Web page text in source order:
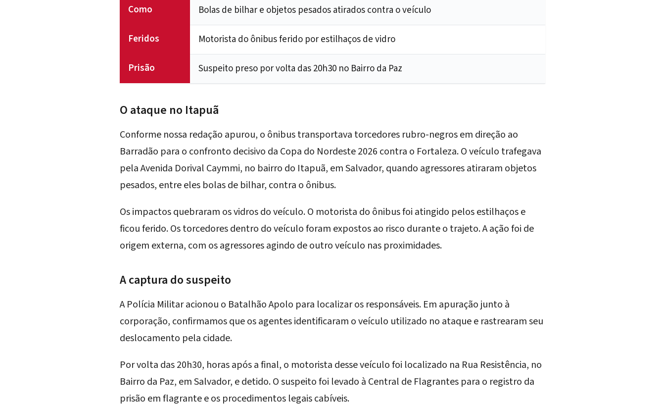
Como Bolas de bilhar e objetos pesados atirados contra o veículo
Feridos Motorista do ônibus ferido por estilhaços de vidro
Prisão Suspeito preso por volta das 20h30 no Bairro da Paz
O ataque no Itapuã
Conforme nossa redação apurou, o ônibus transportava torcedores rubro-negros em direção ao
Barradão para o confronto decisivo da Copa do Nordeste 2026 contra o Fortaleza. O veículo trafegava
pela Avenida Dorival Caymmi, no bairro do Itapuã, em Salvador, quando agressores atiraram objetos
pesados, entre eles bolas de bilhar, contra o ônibus.
Os impactos quebraram os vidros do veículo. O motorista do ônibus foi atingido pelos estilhaços e
ficou ferido. Os torcedores dentro do veículo foram expostos ao risco durante o trajeto. A ação foi de
origem externa, com os agressores agindo de outro veículo nas proximidades.
A captura do suspeito
A Polícia Militar acionou o Batalhão Apolo para localizar os responsáveis. Em apuração junto à
corporação, confirmamos que os agentes identificaram o veículo utilizado no ataque e rastrearam seu
deslocamento pela cidade.
Por volta das 20h30, horas após a final, o motorista desse veículo foi localizado na Rua Resistência, no
Bairro da Paz, em Salvador, e detido. O suspeito foi levado à Central de Flagrantes para o registro da
prisão em flagrante e os procedimentos legais cabíveis.